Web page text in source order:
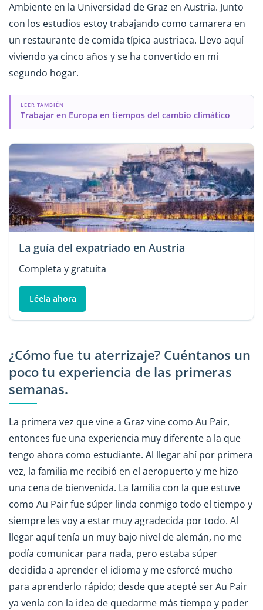
Ambiente en la Universidad de Graz en Austria. Junto
con los estudios estoy trabajando como camarera en
un restaurante de comida típica austriaca. Llevo aquí
viviendo ya cinco años y se ha convertido en mi
segundo hogar.
LEER TAMBIÉN
Trabajar en Europa en tiempos del cambio climático
La guía del expatriado en Austria
Completa y gratuita
Léela ahora
¿Cómo fue tu aterrizaje? Cuéntanos un
poco tu experiencia de las primeras
semanas.
La primera vez que vine a Graz vine como Au Pair,
entonces fue una experiencia muy diferente a la que
tengo ahora como estudiante. Al llegar ahí por primera
vez, la familia me recibió en el aeropuerto y me hizo
una cena de bienvenida. La familia con la que estuve
como Au Pair fue súper linda conmigo todo el tiempo y
siempre les voy a estar muy agradecida por todo. Al
llegar aquí tenía un muy bajo nivel de alemán, no me
podía comunicar para nada, pero estaba súper
decidida a aprender el idioma y me esforcé mucho
para aprenderlo rápido; desde que acepté ser Au Pair
ya venía con la idea de quedarme más tiempo y poder